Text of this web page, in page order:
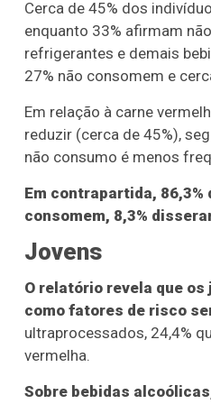
Cerca de 45% dos
enquanto 33% afirmam
refrigerantes e demais
27% não consomem e
Em relação à carne
reduzir (cerca de 45%),
não consumo é menos
Em contrapartida,
consomem, 8,3%
Jovens
O relatório revela que
como fatores de risco
ultraprocessados, 24,4%
vermelha.
Sobre bebidas